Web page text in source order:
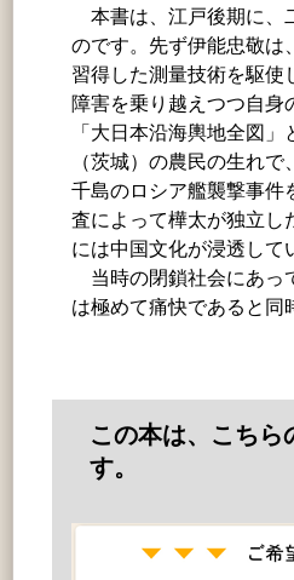
本書は、江戸後期に、
のです。先ず伊能忠敬は
習得した測量技術を駆使
障害を乗り越えつつ自身
「大日本沿海輿地全図
（茨城）の農民の生れ
千島のロシア艦襲撃事件
査によって樺太が独立し
には中国文化が浸透して
当時の閉鎖社会にあっ
は極めて痛快であると同
この本は、こちら
す。